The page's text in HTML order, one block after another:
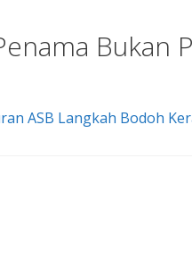
Bukan
ASB Langkah Bodoh